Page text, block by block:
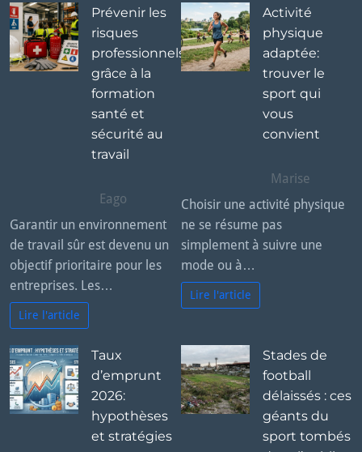
Prévenir les
risques
professionnels
grâce à la
formation
santé et
sécurité au
travail
Eago
Garantir un environnement
de travail sûr est devenu un
objectif prioritaire pour les
entreprises. Les…
Lire l'article
Activité
physique
adaptée:
trouver le
sport qui
vous
convient
Marise
Choisir une activité physique
ne se résume pas
simplement à suivre une
mode ou à…
Lire l'article
Taux
d’emprunt
2026:
hypothèses
et stratégies
Stades de
football
délaissés : ces
géants du
sport tombés